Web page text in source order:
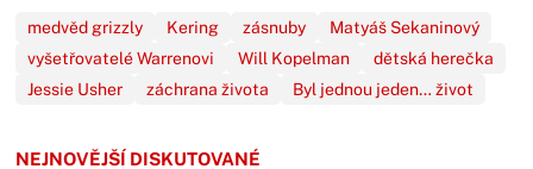
medvěd grizzly Kering zásnuby
Matyáš Sekaninový
vyšetřovatelé Warrenovi
Will Kopelman
dětská herečka
Jessie Usher
záchrana života Byl jednou jeden… život
NEJNOVĚJŠÍ DISKUTOVANÉ